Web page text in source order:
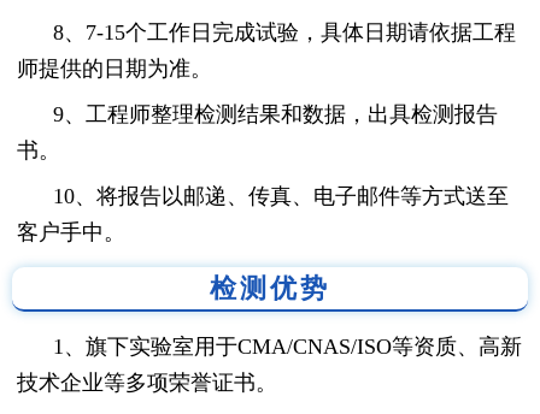
8、7-15个工作日完成试验，具体日期请依据工程
师提供的日期为准。
9、工程师整理检测结果和数据，出具检测报告
书。
10、将报告以邮递、传真、电子邮件等方式送至
客户手中。
检测优势
1、旗下实验室用于CMA/CNAS/ISO等资质、高新
技术企业等多项荣誉证书。